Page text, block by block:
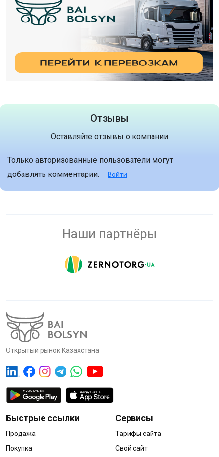
Отзывы
Оставляйте отзывы о компании
Только авторизованные пользователи могут
добавлять комментарии.
Войти
Наши партнёры
Открытый рынок Казахстана
Быстрые ссылки
Продажа
Покупка
Сервисы
Тарифы сайта
Свой сайт